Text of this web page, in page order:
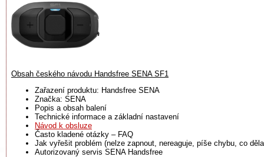
Obsah českého návodu Handsfree SENA SF1
Zařazení produktu: Handsfree SENA
Značka: SENA
Popis a obsah balení
Technické informace a základní nastavení
Návod k obsluze
Často kladené otázky – FAQ
Jak vyřešit problém (nelze zapnout, nereaguje, píše chybu, co
Autorizovaný servis SENA Handsfree